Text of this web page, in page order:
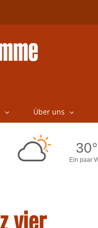
Über uns
vier